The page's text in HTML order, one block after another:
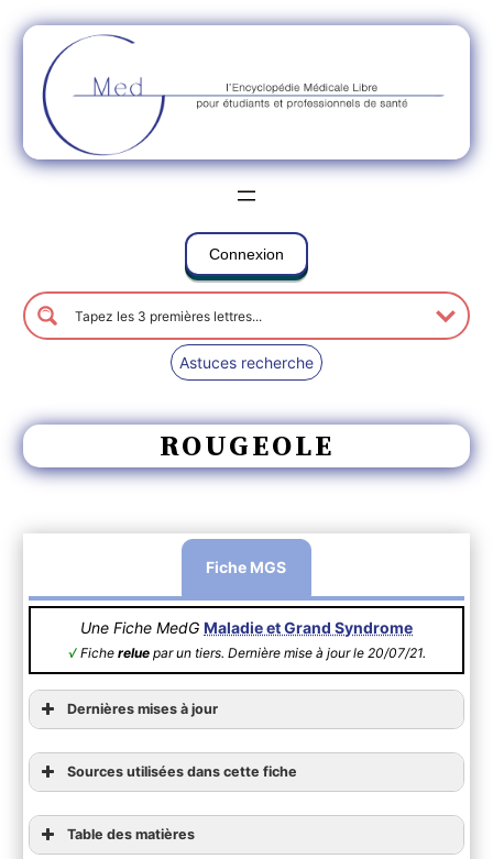
Connexion
Astuces recherche
ROUGEOLE
Fiche MGS
Une Fiche MedG Maladie et Grand Syndrome
√Fiche reluepar un tiers. Dernière mise à jour le 20/07/21.
Dernières mises à jour
Sources utilisées dans cette fiche
Table des matières